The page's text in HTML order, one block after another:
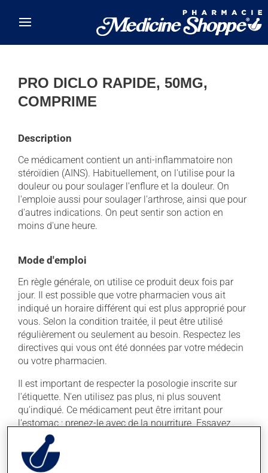
PRO DICLO RAPIDE, 50MG,
COMPRIME
Description
Ce médicament contient un anti-inflammatoire non
stéroïdien (AINS). Habituellement, on l'utilise pour la
douleur ou pour soulager l'enflure et la douleur. On
l'emploie aussi pour soulager l'arthrose, ainsi que pour
d'autres indications. On peut sentir son action en
moins d'une heure.
Mode d'emploi
En règle générale, on utilise ce produit deux fois par
jour. Il est possible que votre pharmacien vous ait
indiqué un horaire différent qui est plus approprié pour
vous. Selon la condition traitée, il peut être utilisé
régulièrement ou seulement au besoin. Respectez les
directives qui vous ont été données par votre médecin
ou votre pharmacien.
Il est important de respecter la posologie inscrite sur
l'étiquette. N'en utilisez pas plus, ni plus souvent
qu'indiqué. Ce médicament peut être irritant pour
l'estomac : prenez-le avec de la nourriture. Essayez
d'éviter les aliments irritants comme le café, les mets
épicés et l'alcool.